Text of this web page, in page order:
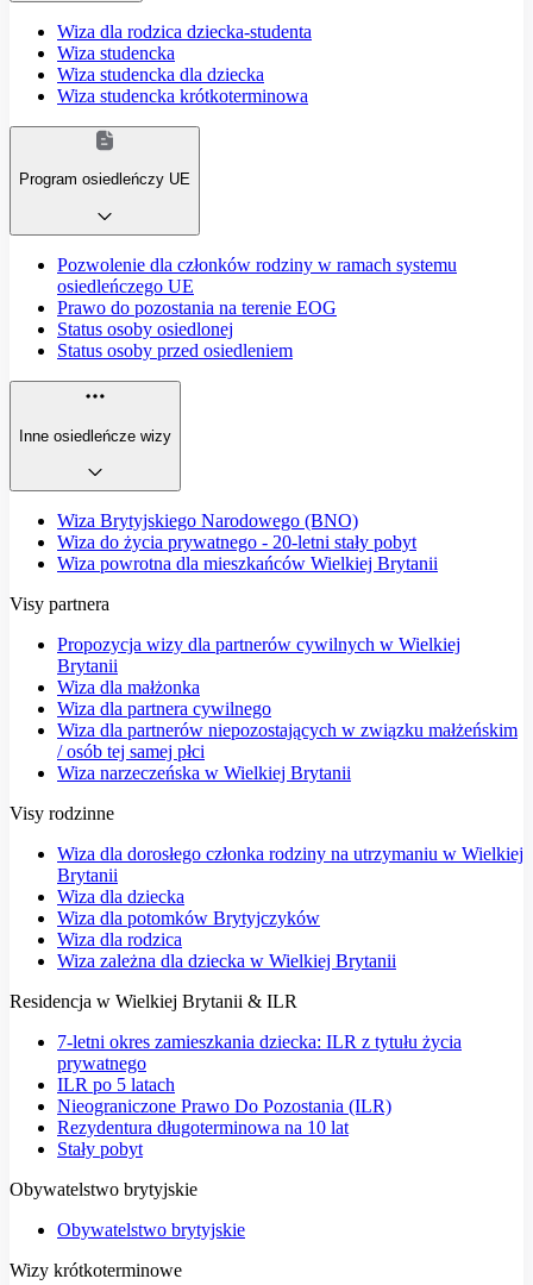
Wiza dla rodzica dziecka-studenta
Wiza studencka
Wiza studencka dla dziecka
Wiza studencka krótkoterminowa
Program osiedleńczy UE
Pozwolenie dla członków rodziny w ramach systemu
osiedleńczego UE
Prawo do pozostania na terenie EOG
Status osoby osiedlonej
Status osoby przed osiedleniem
Inne osiedleńcze wizy
Wiza Brytyjskiego Narodowego (BNO)
Wiza do życia prywatnego - 20-letni stały pobyt
Wiza powrotna dla mieszkańców Wielkiej Brytanii
Visy partnera
Propozycja wizy dla partnerów cywilnych w Wielkiej
Brytanii
Wiza dla małżonka
Wiza dla partnera cywilnego
Wiza dla partnerów niepozostających w związku małżeńskim
/ osób tej samej płci
Wiza narzeczeńska w Wielkiej Brytanii
Visy rodzinne
Wiza dla dorosłego członka rodziny na utrzymaniu w Wielkiej
Brytanii
Wiza dla dziecka
Wiza dla potomków Brytyjczyków
Wiza dla rodzica
Wiza zależna dla dziecka w Wielkiej Brytanii
Residencja w Wielkiej Brytanii & ILR
7-letni okres zamieszkania dziecka: ILR z tytułu życia
prywatnego
ILR po 5 latach
Nieograniczone Prawo Do Pozostania (ILR)
Rezydentura długoterminowa na 10 lat
Stały pobyt
Obywatelstwo brytyjskie
Obywatelstwo brytyjskie
Wizy krótkoterminowe